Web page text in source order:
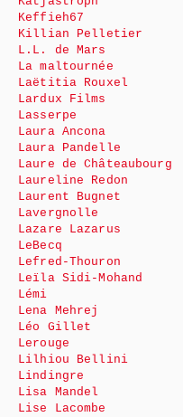
Keffieh67
Killian Pelletier
L.L. de Mars
La maltournée
Laëtitia Rouxel
Lardux Films
Lasserpe
Laura Ancona
Laura Pandelle
Laure de Châteaubourg
Laureline Redon
Laurent Bugnet
Lavergnolle
Lazare Lazarus
LeBecq
Lefred-Thouron
Leïla Sidi-Mohand
Lémi
Lena Mehrej
Léo Gillet
Lerouge
Lilhiou Bellini
Lindingre
Lisa Mandel
Lise Lacombe